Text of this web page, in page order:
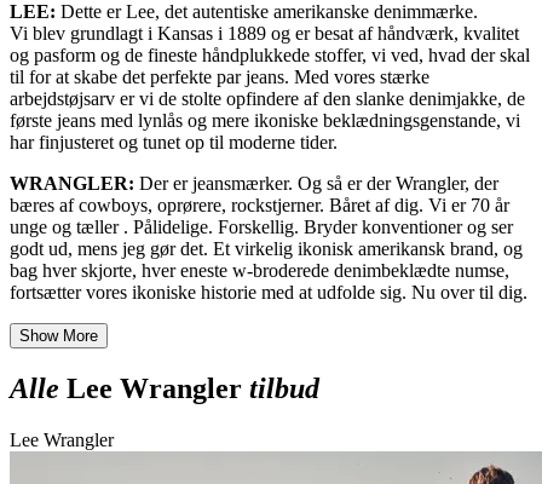
LEE: Dette er Lee, det autentiske amerikanske denimmærke.
Vi blev grundlagt i Kansas i 1889 og er besat af håndværk, kvalitet
og pasform og de fineste håndplukkede stoffer, vi ved, hvad der skal
til for at skabe det perfekte par jeans. Med vores stærke
arbejdstøjsarv er vi de stolte opfindere af den slanke denimjakke, de
første jeans med lynlås og mere ikoniske beklædningsgenstande, vi
har finjusteret og tunet op til moderne tider.
WRANGLER: Der er jeansmærker. Og så er der Wrangler, der
bæres af cowboys, oprørere, rockstjerner. Båret af dig. Vi er 70 år
unge og tæller . Pålidelige. Forskellig. Bryder konventioner og ser
godt ud, mens jeg gør det. Et virkelig ikonisk amerikansk brand, og
bag hver skjorte, hver eneste w-broderede denimbeklædte numse,
fortsætter vores ikoniske historie med at udfolde sig. Nu over til dig.
Show More
Alle Lee Wrangler tilbud
Lee Wrangler